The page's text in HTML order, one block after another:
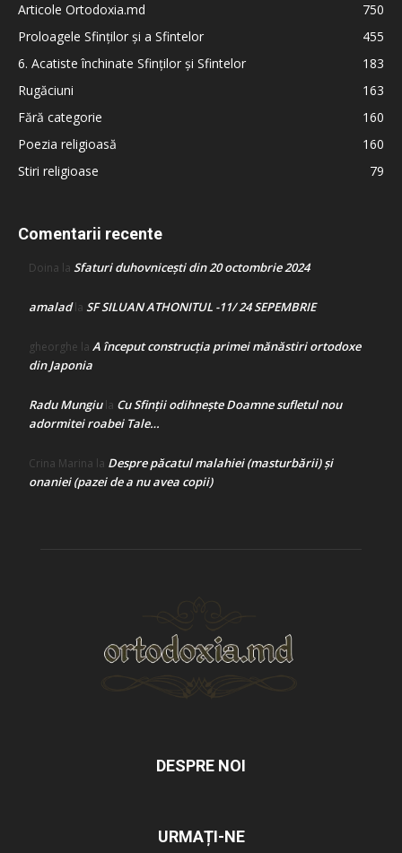
Articole Ortodoxia.md
750
Proloagele Sfinților și a Sfintelor
455
6. Acatiste închinate Sfinților și Sfintelor
183
Rugăciuni
163
Fără categorie
160
Poezia religioasă
160
Stiri religioase
79
Comentarii recente
Doina la Sfaturi duhovnicești din 20 octombrie 2024
amaladla SF SILUAN ATHONITUL -11/ 24 SEPEMBRIE
gheorghe la A început construcţia primei mănăstiri ortodoxe
din Japonia
Radu Mungiula Cu Sfinții odihnește Doamne sufletul nou
adormitei roabei Tale…
Crina Marina la Despre păcatul malahiei (masturbării) şi
onaniei (pazei de a nu avea copii)
DESPRE NOI
URMAȚI-NE